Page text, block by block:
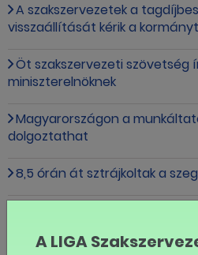
A szakszervezetek a
visszaállítását kérik a
Öt szakszervezeti szövetség
miniszterelnöknek
Magyarországon a
dolgoztathat
8,5 órán át sztrájkoltak a
A LIGA